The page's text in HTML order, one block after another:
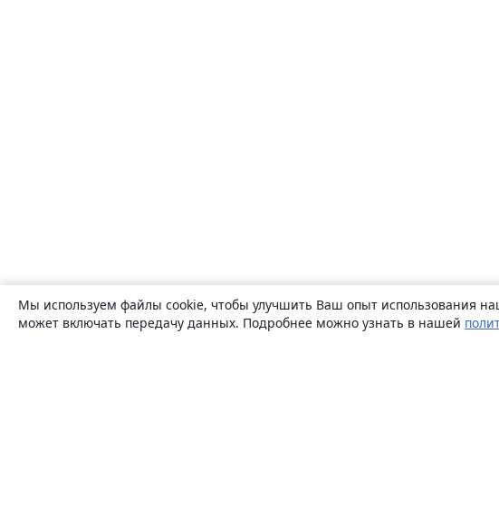
Мы используем файлы cookie, чтобы улучшить Ваш опыт использования
может включать передачу данных. Подробнее можно узнать в нашей